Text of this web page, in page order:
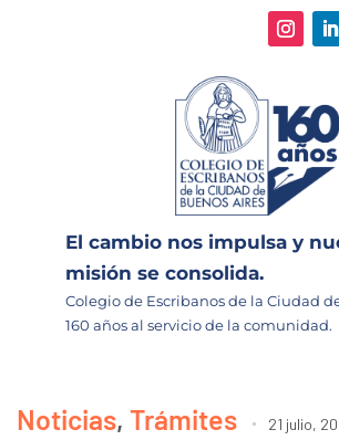
El cambio nos impulsa y
misión se consolida.
Colegio de Escribanos de la Ciudad
160 años al servicio de la comunidad.
Noticias, Trámites 21 julio,